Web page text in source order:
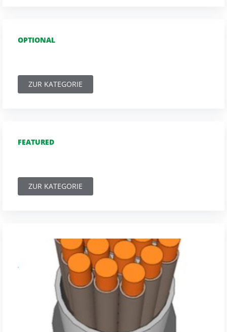
OPTIONAL
ZUR KATEGORIE
FEATURED
ZUR KATEGORIE